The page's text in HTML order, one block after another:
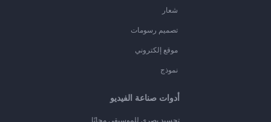
شعار
تصميم رسومات
موقع إلكتروني
نموذج
أدوات صناعة الفيديو
تجسيد بصري للموسيقى مجانًا